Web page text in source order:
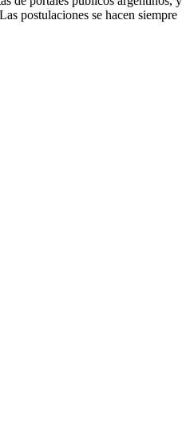
postulaciones se hacen siempre